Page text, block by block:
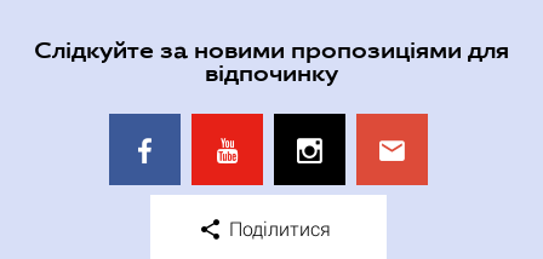
Слідкуйте за новими пропозиціями для
відпочинку
Поділитися